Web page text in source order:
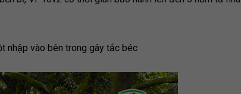
nhập vào bên trong gây tắc béc